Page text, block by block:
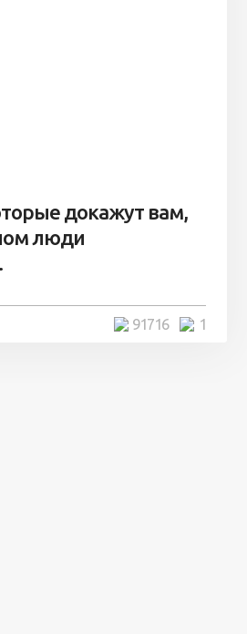
докажут вам,
люди
1
91716